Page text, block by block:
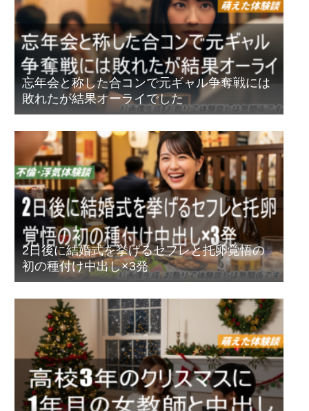
忘年会と称した合コンで元ギャル争奪戦には
敗れたが結果オーライでした
2日後に結婚式を挙げるセフレと托卵覚悟の
初の種付け中出し×3発